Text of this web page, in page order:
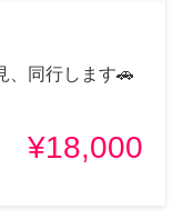
、同行します🚗
¥18,000